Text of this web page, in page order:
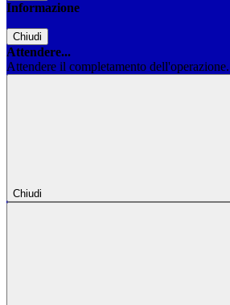
Informazione
Chiudi
Attendere...
Attendere il completamento
Chiudi